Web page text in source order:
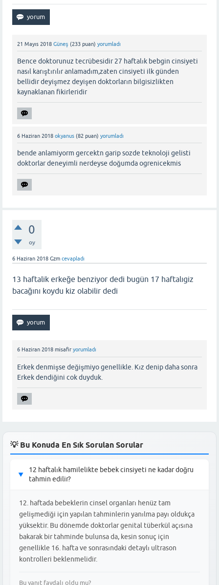
21 Mayıs 2018 Güneş (233 puan) yorumladı
Bence doktorunuz tecrübesidir 27 haftalık bebgin cinsiyeti
nasıl karıştırılır anlamadım,zaten cinsiyeti ilk günden
bellidir deyişmez deyişen doktorların bilgisizlikten
kaynaklanan fikirleridir
6 Haziran 2018 okyanus (82 puan) yorumladı
bende anlamiyorm gercektn garip sozde teknoloji gelisti
doktorlar deneyimli nerdeyse doğumda ogrenicekmis
0
oy
6 Haziran 2018 Gzm cevapladı
13 haftalik erkeğe benziyor dedi bugün 17 haftalıgiz
bacağını koydu kiz olabilir dedi
6 Haziran 2018 misafir yorumladı
Erkek denmişse değişmiyo genellikle. Kız denip daha sonra
Erkek dendiğini cok duyduk.
💡 Bu Konuda En Sık Sorulan Sorular
▶
12 haftalık hamilelikte bebek cinsiyeti ne kadar doğru
tahmin edilir?
12. haftada bebeklerin cinsel organları henüz tam
gelişmediği için yapılan tahminlerin yanılma payı oldukça
yüksektir. Bu dönemde doktorlar genital tüberkül açısına
bakarak bir tahminde bulunsa da, kesin sonuç için
genellikle 16. hafta ve sonrasındaki detaylı ultrason
kontrolleri beklenmelidir.
Bu yanıt faydalı oldu mu?